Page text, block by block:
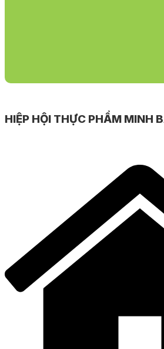
HIỆP HỘI THỰC PHẨM MINH